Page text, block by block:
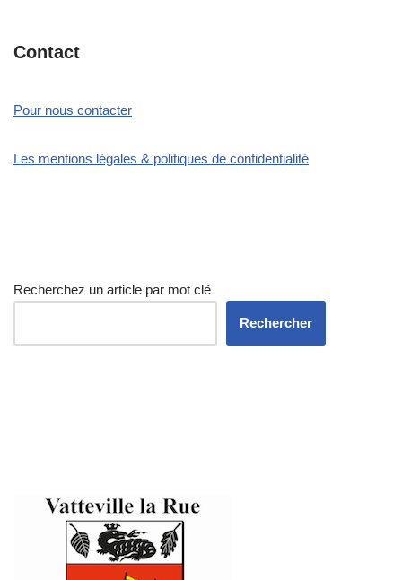
Contact
Pour nous contacter
Les mentions légales & politiques de confidentialité
Recherchez un article par mot clé
Rechercher